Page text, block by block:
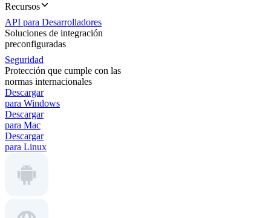
Recursos
API para Desarrolladores
Soluciones de integración
preconfiguradas
Seguridad
Protección que cumple con las
normas internacionales
Descargar
para Windows
Descargar
para Mac
Descargar
para Linux